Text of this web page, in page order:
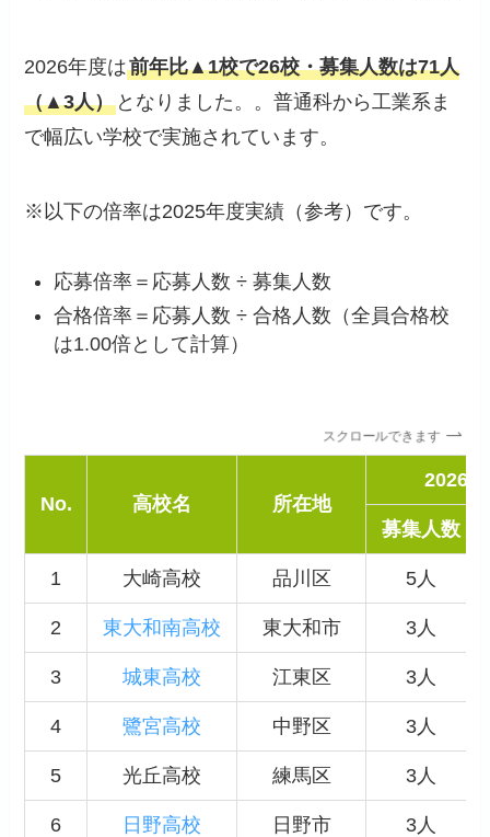
2026年度は前年比▲1校で26校・募集人数は71人
（▲3人） となりました。。普通科から工業系ま
で幅広い学校で実施されています。
※以下の倍率は2025年度実績（参考）です。
応募倍率＝応募人数 ÷ 募集人数
合格倍率＝応募人数 ÷ 合格人数（全員合格校
は1.00倍として計算）
スクロールできます
No. 高校名 所在地
2026
募集人数
1 大崎高校 品川区 5人
2 東大和南高校 東大和市 3人
3 城東高校 江東区 3人
4 鷺宮高校 中野区 3人
5 光丘高校 練馬区 3人
6 日野高校 日野市 3人